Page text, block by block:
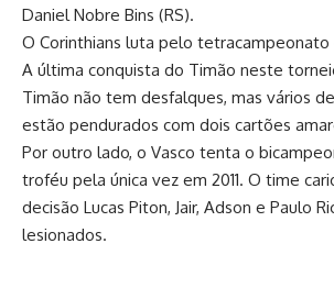
Daniel Nobre Bins (RS).
O Corinthians luta pelo tetracampeonato
A última conquista do Timão neste
Timão não tem desfalques, mas vários
estão pendurados com dois cartões
Por outro lado, o Vasco tenta o
troféu pela única vez em 2011. O time
decisão Lucas Piton, Jair, Adson e Paulo
lesionados.